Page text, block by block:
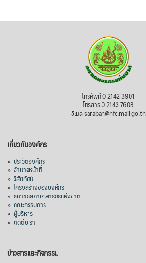
โทรศัพท์ 0 2142 3901
โทรสาร 0 2143 7608
อีเมล saraban@nfc.mail.go.th
เกี่ยวกับองค์กร
» ประวัติองค์กร
» อำนาจหน้าที่
» วิสัยทัศน์
» โครงสร้างขององค์กร
» สมาชิกสภาเกษตรกรแห่งชาติ
» คณะกรรมการ
» ผู้บริหาร
» ติดต่อเรา
ข่าวสารและกิจกรรม